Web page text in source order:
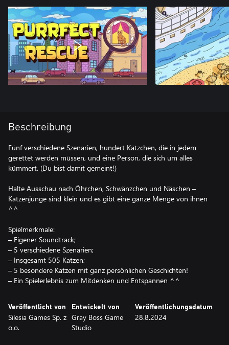
Beschreibung
Fünf verschiedene Szenarien, hundert Kätzchen, die in jedem
gerettet werden müssen, und eine Person, die sich um alles
kümmert. (Du bist damit gemeint!)
Halte Ausschau nach Öhrchen, Schwänzchen und Näschen –
Katzenjunge sind klein und es gibt eine ganze Menge von ihnen
^^
Spielmerkmale:
– Eigener Soundtrack;
– 5 verschiedene Szenarien;
– Insgesamt 505 Katzen;
– 5 besondere Katzen mit ganz persönlichen Geschichten!
– Ein Spielerlebnis zum Mitdenken und Entspannen ^^
Veröffentlicht von
Silesia Games Sp. z
o.o.
Entwickelt von
Gray Boss Game
Studio
Veröffentlichungsdatum
28.8.2024